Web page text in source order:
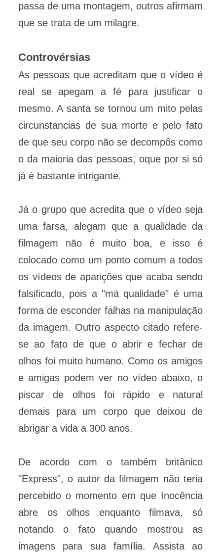
passa de uma montagem, outros afirmam
que se trata de um milagre.
Controvérsias
As pessoas que acreditam que o vídeo é
real se apegam a fé para justificar o
mesmo. A santa se tornou um mito pelas
circunstancias de sua morte e pelo fato
de que seu corpo não se decompôs como
o da maioria das pessoas, oque por si só
já é bastante intrigante.
Já o grupo que acredita que o vídeo seja
uma farsa, alegam que a qualidade da
filmagem não é muito boa, e isso é
colocado como um ponto comum a todos
os vídeos de aparições que acaba sendo
falsificado, pois a "má qualidade" é uma
forma de esconder falhas na manipulação
da imagem. Outro aspecto citado refere-
se ao fato de que o abrir e fechar de
olhos foi muito humano. Como os amigos
e amigas podem ver no vídeo abaixo, o
piscar de olhos foi rápido e natural
demais para um corpo que deixou de
abrigar a vida a 300 anos.
De acordo com o também britânico
"Express", o autor da filmagem não teria
percebido o momento em que Inocência
abre os olhos enquanto filmava, só
notando o fato quando mostrou as
imagens para sua família. Assista ao